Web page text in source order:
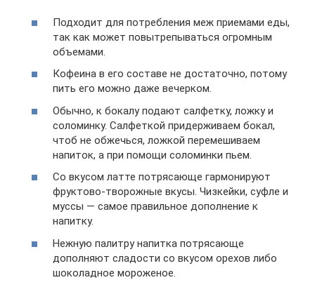
Подходит для потребления меж приемами еды,
так как может повытрепываться огромным
объемами.
Кофеина в его составе не достаточно, потому
пить его можно даже вечерком.
Обычно, к бокалу подают салфетку, ложку и
соломинку. Салфеткой придерживаем бокал,
чтоб не обжечься, ложкой перемешиваем
напиток, а при помощи соломинки пьем.
Со вкусом латте потрясающе гармонируют
фруктово-творожные вкусы. Чизкейки, суфле и
муссы — самое правильное дополнение к
напитку.
Нежную палитру напитка потрясающе
дополняют сладости со вкусом орехов либо
шоколадное мороженое.